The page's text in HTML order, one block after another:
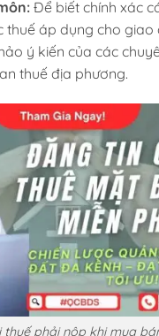
Để biết chính xác
thuế áp dụng cho giao
ý kiến của các
thuế địa phương.
thuế phải nộp khi mua